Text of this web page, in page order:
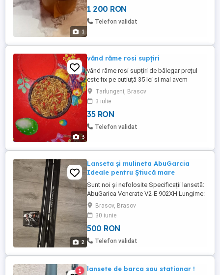
1
1 200 RON
Telefon validat
3
vănd răme rosi supțiri
vănd răme rosi supțiri de bălegar prețul
este fix pe cutiuță 35 lei si mai avem
viermusi la 40 lei pe cutiuță cu ridicare
personal din județul Brașov comuna
Tărlungeni comenzile se fac cu 3 zile
înainte (dau si cantitați XXL la 5 kg 300lei
kg doar la răme supțiri )
Tarlungeni, Brasov
3 iulie
35 RON
Telefon validat
2
Lanseta și mulineta AbuGarcia
Ideale pentru Știucă mare
Sunt noi și nefolosite Specificații lansetă:
AbuGarica Venerate V2-E 902XH Lungime:
2.74m; Putere de lansare: 20-80g;
Acțiune:Moderate-fast Nr. tronsoane 2; Nr.
de inele: 7; Greutate: 271g. Specificații
mulinetă: AbuGarcia Max Pro Spinning reel
4000H Marime: 4000; Capacitate fir textil
Brasov, Brasov
30 iunie
500 RON
Telefon validat
1 lansete de barca sau stationar !